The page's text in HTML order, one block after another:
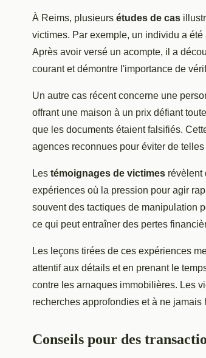
À Reims, plusieurs études de cas
victimes. Par exemple, un individu a
Après avoir versé un acompte, il a
courant et démontre l'importance de
Un autre cas récent concerne une
offrant une maison à un prix défiant
que les documents étaient falsifiés.
agences reconnues pour éviter de telles
Les témoignages de victimes révèlent
expériences où la pression pour agir
souvent des tactiques de manipulation
ce qui peut entraîner des pertes
Les leçons tirées de ces expériences
attentif aux détails et en prenant le
contre les arnaques immobilières. Les
recherches approfondies et à ne
Conseils pour des